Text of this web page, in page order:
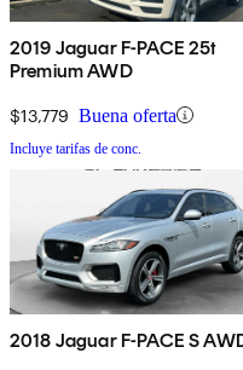
2019 Jaguar F-PACE 25t
Premium AWD
$13,779 Buena oferta
Incluye tarifas de conc.
2018 Jaguar F-PACE S